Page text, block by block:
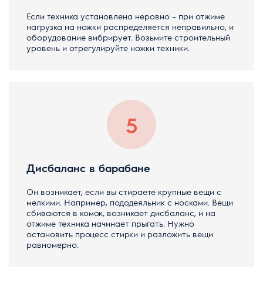
Если техника установлена неровно – при отжиме
нагрузка на ножки распределяется неправильно, и
оборудование вибрирует. Возьмите строительный
уровень и отрегулируйте ножки техники.
Дисбаланс в барабане
Он возникает, если вы стираете крупные вещи с
мелкими. Например, пододеяльник с носками. Вещи
сбиваются в комок, возникает дисбаланс, и на
отжиме техника начинает прыгать. Нужно
остановить процесс стирки и разложить вещи
равномерно.